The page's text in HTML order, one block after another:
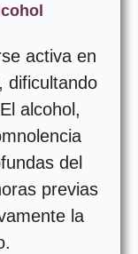
activa en
dificultando
alcohol,
del
previas
la